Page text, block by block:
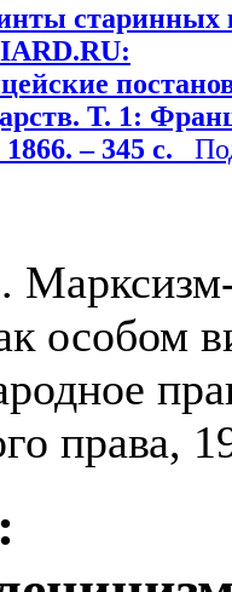
старинных
Т. 1:
– 345 с.
особом
права,
: